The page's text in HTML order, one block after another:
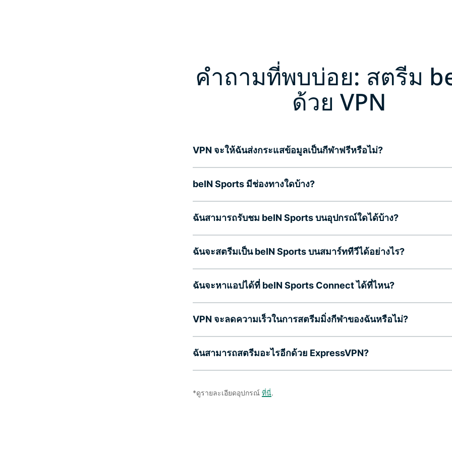
คำถามที่พบบ่อย: สตรีม
ด้วย VPN
VPN จะให้ฉันส่งกระแสข้อมูลเป็นกีฬาฟรีหรือไม่?
beIN Sports มีช่องทางใดบ้าง?
ฉันสามารถรับชม beIN Sports บนอุปกรณ์ใดได้บ้าง?
ฉันจะสตรีมเป็น beIN Sports บนสมาร์ททีวีได้อย่างไร?
ฉันจะหาแอปได้ที่ beIN Sports Connect ได้ที่ไหน?
VPN จะลดความเร็วในการสตรีมมิ่งกีฬาของฉันหรือไม่?
ฉันสามารถสตรีมอะไรอีกด้วย ExpressVPN?
*ดูรายละเอียดอุปกรณ์ ที่นี่.